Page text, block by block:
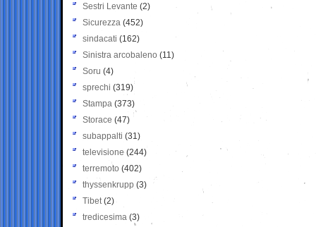
Sestri Levante (2)
Sicurezza (452)
sindacati (162)
Sinistra arcobaleno (11)
Soru (4)
sprechi (319)
Stampa (373)
Storace (47)
subappalti (31)
televisione(244)
terremoto (402)
thyssenkrupp (3)
Tibet(2)
tredicesima (3)